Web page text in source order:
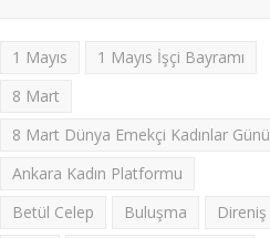
1 Mayıs
1 Mayıs İşçi Bayramı
8 Mart
8 Mart Dünya Emekçi Kadınlar Günü
Ankara Kadın Platformu
Betül Celep
Buluşma
Direniş